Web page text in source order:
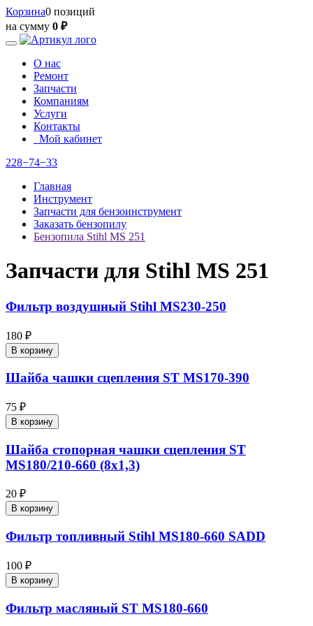
Корзина0 позиций
на сумму 0 ₽
О нас
Ремонт
Запчасти
Компаниям
Услуги
Контакты
Мой кабинет
228−74−33
Главная
Инструмент
Запчасти для бензоинструмент
Заказать бензопилу
Бензопила Stihl MS 251
Запчасти для Stihl MS 251
Фильтр воздушный Stihl MS230-250
180 ₽
В корзину
Шайба чашки сцепления ST MS170-390
75 ₽
В корзину
Шайба стопорная чашки сцепления ST
MS180/210-660 (8х1,3)
20 ₽
В корзину
Фильтр топливный Stihl MS180-660 SADD
100 ₽
В корзину
Фильтр масляный ST MS180-660